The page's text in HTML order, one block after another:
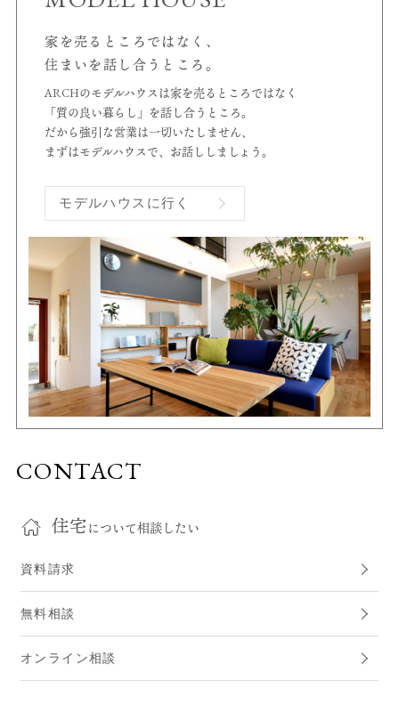
家を売るところではなく、
住まいを話し合うところ。
ARCHのモデルハウスは家を売るところではなく
「質の良い暮らし」を話し合うところ。
だから強引な営業は一切いたしません、
まずはモデルハウスで、お話ししましょう。
モデルハウスに行く
CONTACT
住宅について相談したい
資料請求
無料相談
オンライン相談